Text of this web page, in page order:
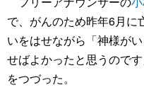
で、がんのため昨年6月に
いをはせながら「神様が
せばよかったと思うので
をつづった。